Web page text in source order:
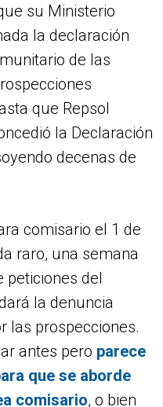
su Ministerio
la declaración
de las
que Repsol
la Declaración
decenas de
comisario el 1 de
raro, una semana
peticiones del
la denuncia
las prospecciones.
antes pero parece
que se aborde
comisario, o bien